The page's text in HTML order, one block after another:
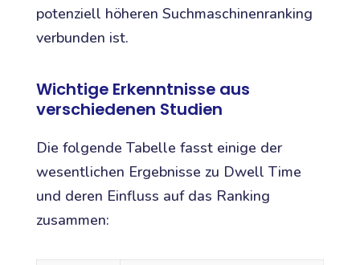
potenziell höheren Suchmaschinenranking
verbunden ist.
Wichtige Erkenntnisse aus
verschiedenen Studien
Die folgende Tabelle fasst einige der
wesentlichen Ergebnisse zu Dwell Time
und deren Einfluss auf das Ranking
zusammen: